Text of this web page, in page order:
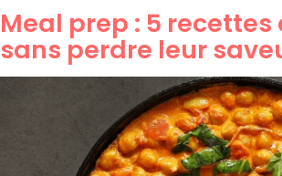
Meal prep : 5
sans perdre leur